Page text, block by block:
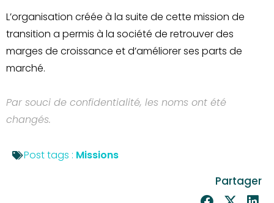
L’organisation créée à la suite de cette mission de
transition a permis à la société de retrouver des
marges de croissance et d’améliorer ses parts de
marché.
Par souci de confidentialité, les noms ont été
changés.
Post tags : Missions
Partager